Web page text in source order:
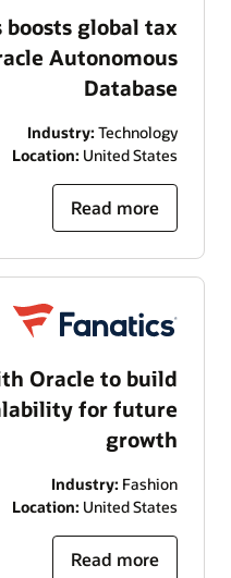
boosts global tax
Autonomous
Database
Industry: Technology
Location: United States
Read more
Oracle to build
for future
growth
Industry: Fashion
Location: United States
Read more